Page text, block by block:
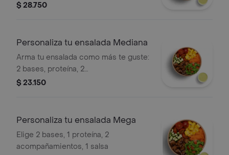
$ 28.750
Personaliza tu ensalada Mediana
Arma tu ensalada como más te guste:
2 bases, proteína, 2
acompañamientos y salsa.
$ 23.150
Personaliza tu ensalada Mega
Elige 2 bases, 1 proteína, 2
acompañamientos, 1 salsa